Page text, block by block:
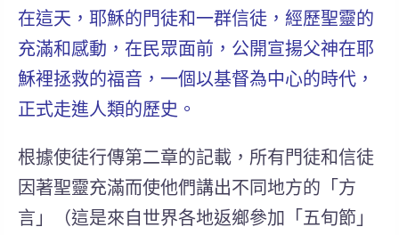
在這天，耶穌的門徒和一群信徒，經歷聖靈的
充滿和感動，在民眾面前，公開宣揚父神在耶
穌裡拯救的福音，一個以基督為中心的時代，
正式走進人類的歷史。
根據使徒行傳第二章的記載，所有門徒和信徒
因著聖靈充滿而使他們講出不同地方的「方
言」（這是來自世界各地返鄉參加「五旬節」